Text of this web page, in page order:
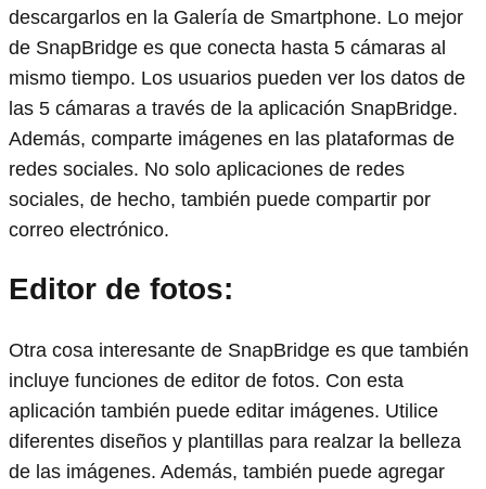
descargarlos en la Galería de Smartphone. Lo mejor
de SnapBridge es que conecta hasta 5 cámaras al
mismo tiempo. Los usuarios pueden ver los datos de
las 5 cámaras a través de la aplicación SnapBridge.
Además, comparte imágenes en las plataformas de
redes sociales. No solo aplicaciones de redes
sociales, de hecho, también puede compartir por
correo electrónico.
Editor de fotos:
Otra cosa interesante de SnapBridge es que también
incluye funciones de editor de fotos. Con esta
aplicación también puede editar imágenes. Utilice
diferentes diseños y plantillas para realzar la belleza
de las imágenes. Además, también puede agregar